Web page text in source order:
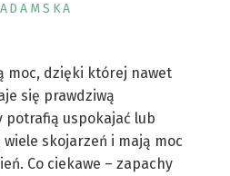
moc, dzięki której nawet
się prawdziwą
potrafią uspokajać lub
skojarzeń i mają moc
Co ciekawe – zapachy